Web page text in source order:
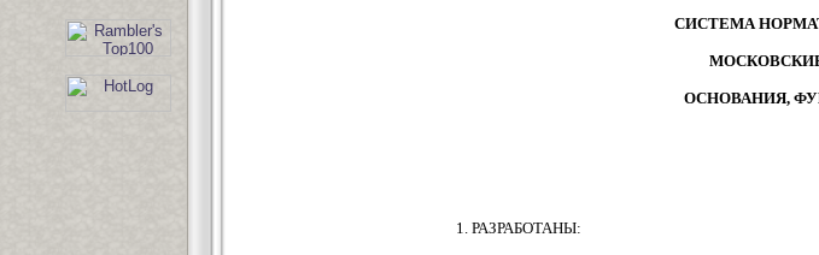
СИСТЕМА
ОСНОВАНИЯ,
1. РАЗРАБОТАНЫ: